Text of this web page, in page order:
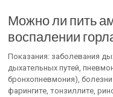
Можно ли пить
воспалении
Показания: заболевания
дыхательных путей,
бронхопневмония),
фарингите, тонзиллите,